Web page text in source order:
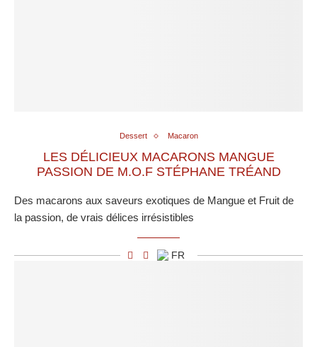
Dessert Macaron
LES DÉLICIEUX MACARONS MANGUE
PASSION DE M.O.F STÉPHANE TRÉAND
Des macarons aux saveurs exotiques de Mangue et Fruit de
la passion, de vrais délices irrésistibles
FR